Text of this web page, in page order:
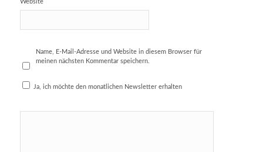
Website
Name, E-Mail-Adresse und Website in diesem Browser für
meinen nächsten Kommentar speichern.
Ja, ich möchte den monatlichen Newsletter erhalten